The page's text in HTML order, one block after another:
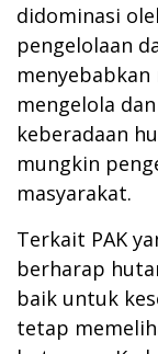
didominasi
pengelolaan
mengelola
keberadaan
mungkin
masyarakat.
Terkait PAK
berharap
baik untuk
tetap